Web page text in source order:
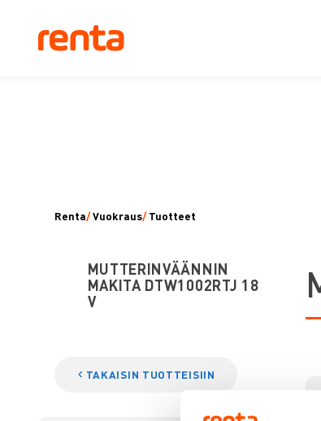
Renta/Vuokraus/ Tuotteet
MUTTERINVÄÄNNIN
MAKITA DTW1002RTJ 18
V
TAKAISIN TUOTTEISIIN